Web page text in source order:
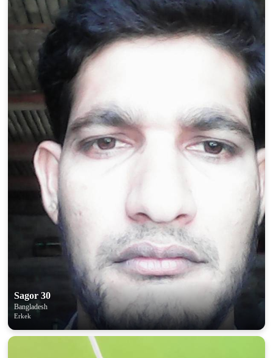
Sagor 30
Bangladesh
Erkek